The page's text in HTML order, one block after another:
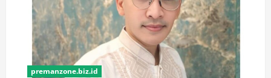
premanzone.biz.id